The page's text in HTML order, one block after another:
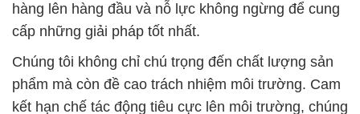
hàng lên hàng đầu và nỗ lực không ngừng để cung
cấp những giải pháp tốt nhất.
Chúng tôi không chỉ chú trọng đến chất lượng sản
phẩm mà còn đề cao trách nhiệm môi trường. Cam
kết hạn chế tác động tiêu cực lên môi trường, chúng